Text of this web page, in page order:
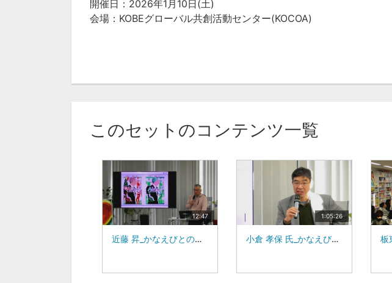
開催日：2026年1月10日(土)
会場：KOBEグローバル共創活動センター(KOCOA)
このセットのコンテンツ一覧
12:47
近藤 昇_かなえびとの集い
1:05:26
小倉 孝保 氏_かなえびとの集い